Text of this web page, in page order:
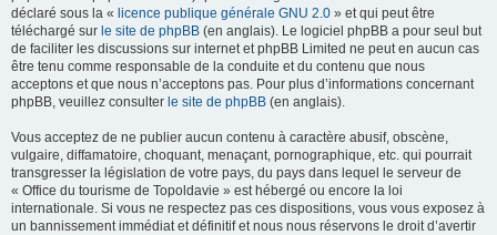
déclaré sous la « licence publique générale GNU 2.0 » et qui peut être
téléchargé sur le site de phpBB (en anglais). Le logiciel phpBB a pour seul but
de faciliter les discussions sur internet et phpBB Limited ne peut en aucun cas
être tenu comme responsable de la conduite et du contenu que nous
acceptons et que nous n’acceptons pas. Pour plus d’informations concernant
phpBB, veuillez consulter le site de phpBB (en anglais).
Vous acceptez de ne publier aucun contenu à caractère abusif, obscène,
vulgaire, diffamatoire, choquant, menaçant, pornographique, etc. qui pourrait
transgresser la législation de votre pays, du pays dans lequel le serveur de
« Office du tourisme de Topoldavie » est hébergé ou encore la loi
internationale. Si vous ne respectez pas ces dispositions, vous vous exposez à
un bannissement immédiat et définitif et nous nous réservons le droit d’avertir